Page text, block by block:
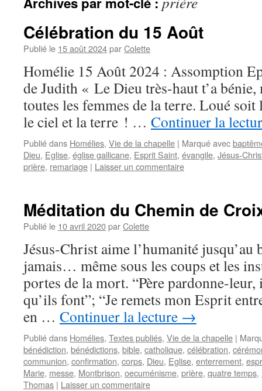
Célébration du 15 Août
Publié le 15 août 2024parColette
Homélie 15 Août 2024 : Assomption
de Judith « Le Dieu très-haut t’a
toutes les femmes de la terre. Loué soit
le ciel et la terre ! … Continuer la
Publié dans Homélies, Vie de la chapelle | Marqué avec
Dieu, Eglise, église gallicane, Esprit Saint, évangile, Jésus-
prière, remariage | Laisser un commentaire
Méditation du Chemin de
Publié le 10 avril 2020parColette
Jésus-Christ aime l’humanité jusqu’au
jamais… même sous les coups et les
portes de la mort. “Père pardonne-leur,
qu’ils font”; “Je remets mon Esprit
en … Continuer la lecture →
Publié dans Homélies, Textes publiés, Vie de la chapelle |
bénédiction, bénédictions, bible, catholique, célébration,
communion, confirmation, corps, Dieu, Eglise, enterrement,
Marie, messe, Montbrison, oecuménisme, prière, quatre temps,
Thomas | Laisser un commentaire